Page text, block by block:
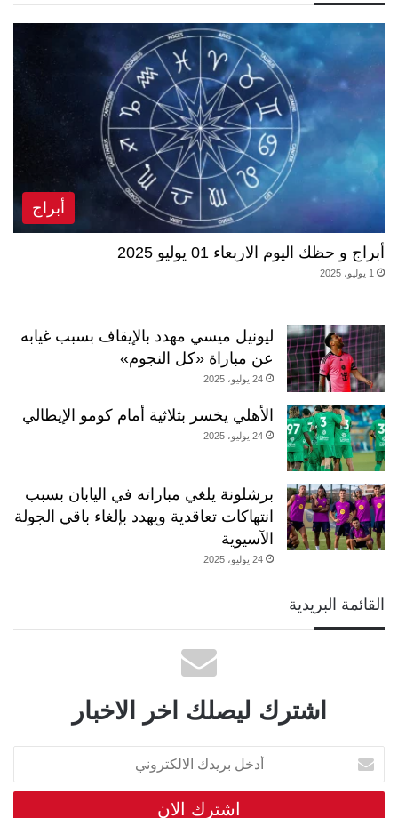
أبراج
أبراج و حظك اليوم الاربعاء 01 يوليو 2025
1 يوليو، 2025
ليونيل ميسي مهدد بالإيقاف بسبب غيابه
عن مباراة «كل النجوم»
24 يوليو، 2025
الأهلي يخسر بثلاثية أمام كومو الإيطالي
24 يوليو، 2025
برشلونة يلغي مباراته في اليابان بسبب
انتهاكات تعاقدية ويهدد بإلغاء باقي الجولة
الآسيوية
24 يوليو، 2025
القائمة البريدية
اشترك ليصلك اخر الاخبار
أدخل
بريدك
الالكتروني